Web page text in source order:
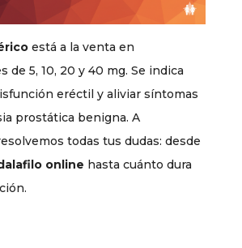
está a la venta en
de 5, 10, 20 y 40 mg. Se indica
eréctil y aliviar síntomas
prostática benigna. A
todas tus dudas: desde
online hasta cuánto dura